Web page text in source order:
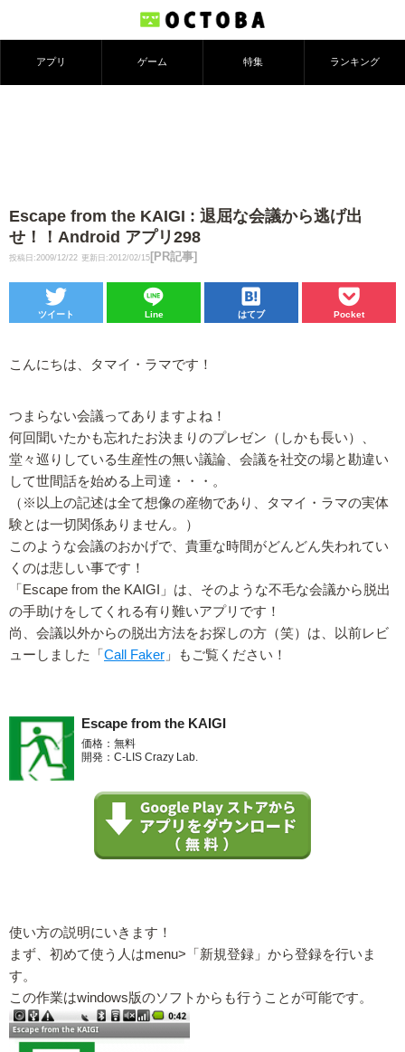
アプリ ゲーム 特集 ランキング
Escape from the KAIGI : 退屈な会議から逃げ出
せ！！Android アプリ298
投稿日:2009/12/22 更新日:2012/02/15 [PR記事]
ツイート Line はてブ Pocket
こんにちは、タマイ・ラマです！
つまらない会議ってありますよね！
何回聞いたかも忘れたお決まりのプレゼン（しかも長い）、
堂々巡りしている生産性の無い議論、会議を社交の場と勘違い
して世間話を始める上司達・・・。
（※以上の記述は全て想像の産物であり、タマイ・ラマの実体
験とは一切関係ありません。）
このような会議のおかげで、貴重な時間がどんどん失われてい
くのは悲しい事です！
「Escape from the KAIGI」は、そのような不毛な会議から脱出
の手助けをしてくれる有り難いアプリです！
尚、会議以外からの脱出方法をお探しの方（笑）は、以前レビ
ューしました「Call Faker 」もご覧ください！
Escape from the KAIGI
価格：無料
開発：C-LIS Crazy Lab.
使い方の説明にいきます！
まず、初めて使う人はmenu>「新規登録」から登録を行いま
す。
この作業はwindows版のソフトからも行うことが可能です。